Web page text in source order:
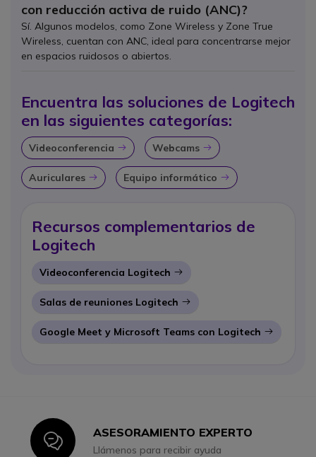
con reducción activa de ruido (ANC)?
Sí. Algunos modelos, como Zone Wireless y Zone True
Wireless, cuentan con ANC, ideal para concentrarse mejor
en espacios ruidosos o abiertos.
Encuentra las soluciones de Logitech
en las siguientes categorías:
Videoconferencia Icon Webcams Icon
Auriculares Icon Equipo informático Icon
Recursos complementarios de
Logitech
Videoconferencia Logitech
Salas de reuniones Logitech
Google Meet y Microsoft Teams con Logitech
IconASESORAMIENTO EXPERTO
Llámenos para recibir ayuda